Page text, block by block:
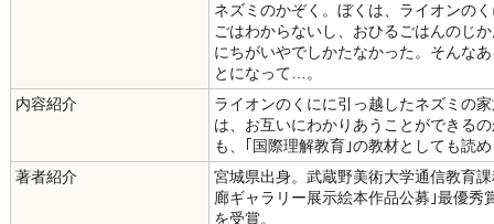
ネズミのかぞく。ぼくは、ライオンの
ごはわからないし、おひるごはんのじ
にちがいやでしかたなかった。そんな
とになって…。
内容紹介
ライオンのくにに引っ越したネズミの
は、お互いにわかりあうことができる
も、｢国際理解教育｣の教材としても読
著者紹介
宮城県出身。武蔵野美術大学通信教育
廊ギャラリー展示絵本作品公募｣最優秀
を受賞。